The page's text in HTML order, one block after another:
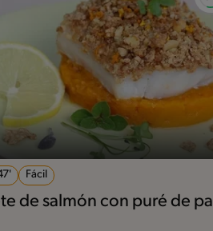
Fácil
de salmón con puré de